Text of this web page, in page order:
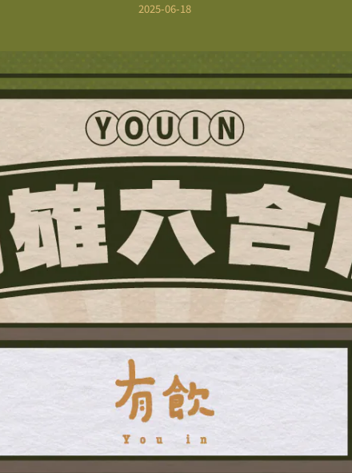
2025-06-18